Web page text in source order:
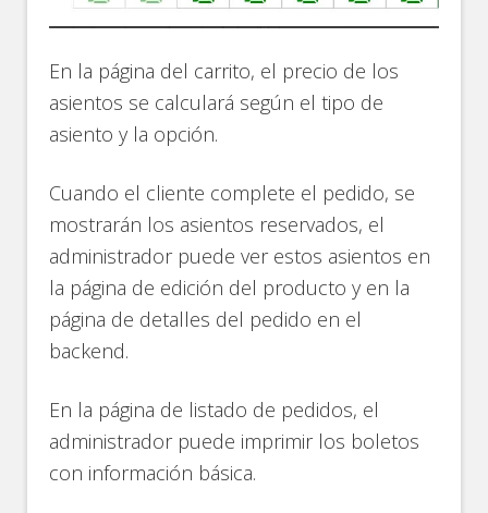
En la página del carrito, el precio de los
asientos se calculará según el tipo de
asiento y la opción.
Cuando el cliente complete el pedido, se
mostrarán los asientos reservados, el
administrador puede ver estos asientos en
la página de edición del producto y en la
página de detalles del pedido en el
backend.
En la página de listado de pedidos, el
administrador puede imprimir los boletos
con información básica.